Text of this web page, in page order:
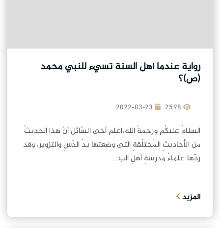
رواية عندما أهل السنة تسيء للنبي محمد
(ص)؟
2022-03-23
السلامُ عليكُم ورحمةُ الله،اعلم أخي السّائل أنّ هذا الحديثَ
من الأحاديثِ المُختلَقةِ التي وضعتها يدُ الدّسِ والتزوير، وقد
ردّها علماءُ مدرسةِ أهلِ الب...
المزيد